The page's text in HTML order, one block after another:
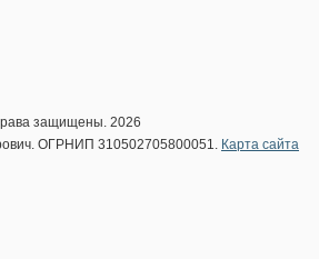
защищены. 2026
ОГРНИП 310502705800051. Карта сайта